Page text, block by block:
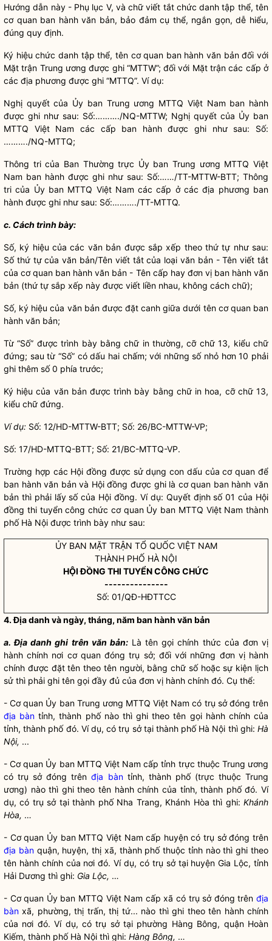
Hướng dẫn này - Phụ lục V, và chữ viết tắt chức danh tập thể, tên
cơ quan ban hành văn bản, bảo đảm cụ thể, ngắn gọn, dễ hiểu,
đúng quy định.
Ký hiệu chức danh tập thể, tên cơ quan ban hành văn bản đối với
Mặt trận Trung ương được ghi “MTTW”; đối với Mặt trận các cấp ở
các địa phương được ghi “MTTQ”. Ví dụ:
Nghị quyếtcủa Ủy ban Trung ương MTTQ Việt Nam ban hành
được ghi như sau: Số:………./NQ-MTTW; Nghị quyết của Ủy ban
MTTQ Việt Nam các cấp ban hành được ghi như sau: Số:
………./NQ-MTTQ;
Thông tri của Ban Thường trực Ủy ban Trung ương MTTQ Việt
Nam ban hành được ghi như sau: Số:……/TT-MTTW-BTT; Thông
tri của Ủy ban MTTQ Việt Nam các cấp ở các địa phương ban
hành được ghi như sau: Số:………./TT-MTTQ.
c. Cách trình bày:
Số, ký hiệu của các văn bản được sắp xếp theo thứ tự như sau:
Số thứ tự của văn bản/Tên viết tắt của loại văn bản - Tên viết tắt
của cơ quan ban hành văn bản - Tên cấp hay đơn vị ban hành văn
bản (thứ tự sắp xếp này được viết liền nhau, không cách chữ);
Số, ký hiệu của văn bản được đặt canh giữa dưới tên cơ quan ban
hành văn bản;
Từ “Số” được trình bày bằng chữ in thường, cỡ chữ 13, kiểu chữ
đứng; sau từ “Số” có dấu hai chấm; với những số nhỏ hơn 10 phải
ghi thêm số 0 phía trước;
Ký hiệu của văn bản được trình bày bằng chữ in hoa, cỡ chữ 13,
kiểu chữ đứng.
Ví dụ: Số: 12/HD-MTTW-BTT; Số: 26/BC-MTTW-VP;
Số: 17/HD-MTTQ-BTT; Số: 21/BC-MTTQ-VP.
Trường hợp các Hội đồng được sử dụng con dấu của cơ quan để
ban hành văn bản và Hội đồng được ghi là cơ quan ban hành văn
bản thì phải lấy số của Hội đồng. Ví dụ: Quyết định số 01 của Hội
đồng thi tuyển công chức cơ quan Ủy ban MTTQ Việt Nam thành
phố Hà Nội được trình bày như sau:
ỦY BAN MẶT TRẬN TỔ QUỐC VIỆT NAM
THÀNH PHỐ HÀ NỘI
HỘI ĐỒNG THI TUYỂN CÔNG CHỨC
---------------
Số: 01/QĐ-HĐTTCC
4. Địa danh và ngày, tháng, năm ban hành văn bản
a. Địa danh ghi trên văn bản:Là tên gọi chính thức của đơn vị
hành chính nơi cơ quan đóng trụ sở; đối với những đơn vị hành
chính được đặt tên theo tên người, bằng chữ số hoặc sự kiện lịch
sử thì phải ghi tên gọi đầy đủ của đơn vị hành chính đó. Cụ thể:
- Cơ quan Ủy ban Trung ương MTTQ Việt Nam có trụ sở đóng trên
địa bàn tỉnh, thành phố nào thì ghi theo tên gọi hành chính của
tỉnh, thành phố đó. Ví dụ, có trụ sở tại thành phố Hà Nội thì ghi: Hà
Nội, ...
- Cơ quan Ủy ban MTTQ Việt Nam cấp tỉnh trực thuộc Trung ương
có trụ sở đóng trênđịa bàntỉnh, thành phố (trực thuộc Trung
ương) nào thì ghi theo tên hành chính của tỉnh, thành phố đó. Ví
dụ, có trụ sở tại thành phố Nha Trang, Khánh Hòa thì ghi: Khánh
Hòa, …
- Cơ quan Ủy ban MTTQ Việt Nam cấp huyện có trụ sở đóng trên
địa bànquận, huyện, thị xã, thành phố thuộc tỉnh nào thì ghi theo
tên hành chính của nơi đó. Ví dụ, có trụ sở tại huyện Gia Lộc, tỉnh
Hải Dương thì ghi: Gia Lộc, …
- Cơ quan Ủy ban MTTQ Việt Nam cấp xã có trụ sở đóng trên địa
bàn xã, phường, thị trấn, thị tứ... nào thì ghi theo tên hành chính
của nơi đó. Ví dụ, có trụ sở tại phường Hàng Bông, quận Hoàn
Kiếm, thành phố Hà Nội thì ghi: Hàng Bông, …